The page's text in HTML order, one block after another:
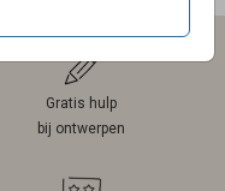
Gratis hulp
bij ontwerpen